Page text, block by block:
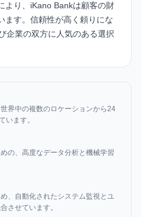
より、iKano Bankは顧客の財
ます。信頼性が高く頼りにな
企業の双方に人気のある選択
界中の複数のロケーションから24
います。
の、高度なデータ分析と機械学習
、自動化されたシステム監視とユ
させています。